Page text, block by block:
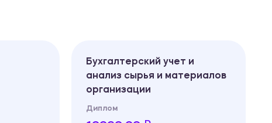
Бухгалтерский учет и
анализ сырья и материалов
организации
Диплом